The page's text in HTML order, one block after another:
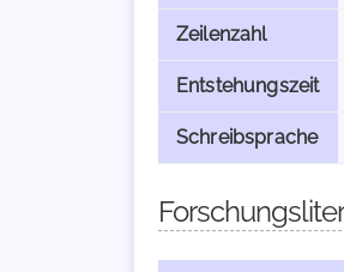
Zeilenzahl
Entstehungszeit
Schreibsprache